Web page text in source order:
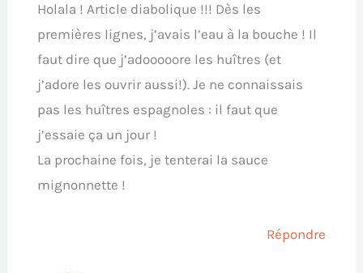
Holala ! Article diabolique !!! Dès les
premières lignes, j’avais l’eau à la bouche ! Il
faut dire que j’adooooore les huîtres (et
j’adore les ouvrir aussi!). Je ne connaissais
pas les huîtres espagnoles : il faut que
j’essaie ça un jour !
La prochaine fois, je tenterai la sauce
mignonnette !
Répondre